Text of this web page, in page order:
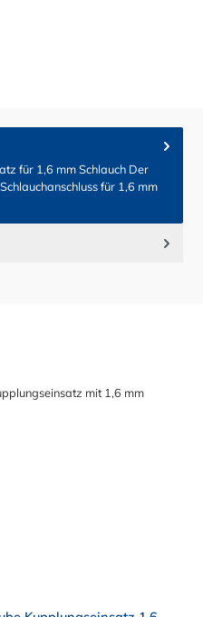
für 1,6 mm Schlauch Der
für 1,6 mm